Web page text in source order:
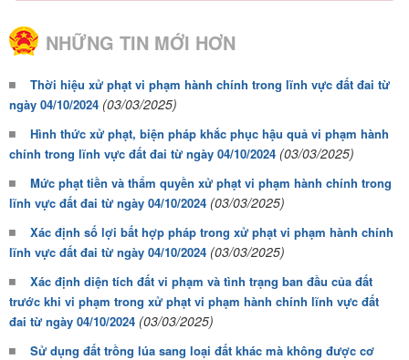
NHỮNG TIN MỚI HƠN
Thời hiệu xử phạt vi phạm hành chính trong lĩnh vực đất đai từ
ngày 04/10/2024 (03/03/2025)
Hình thức xử phạt, biện pháp khắc phục hậu quả vi phạm hành
chính trong lĩnh vực đất đai từ ngày 04/10/2024 (03/03/2025)
Mức phạt tiền và thẩm quyền xử phạt vi phạm hành chính trong
lĩnh vực đất đai từ ngày 04/10/2024 (03/03/2025)
Xác định số lợi bất hợp pháp trong xử phạt vi phạm hành chính
lĩnh vực đất đai từ ngày 04/10/2024 (03/03/2025)
Xác định diện tích đất vi phạm và tình trạng ban đầu của đất
trước khi vi phạm trong xử phạt vi phạm hành chính lĩnh vực đất
đai từ ngày 04/10/2024 (03/03/2025)
Sử dụng đất trồng lúa sang loại đất khác mà không được cơ